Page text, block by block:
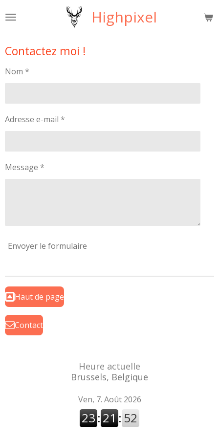
au
principal
Highpixel
Contactez moi !
Nom *
Adresse e-mail *
Message *
Envoyer le formulaire
Haut de page
Contact
Heure actuelle
Brussels, Belgique